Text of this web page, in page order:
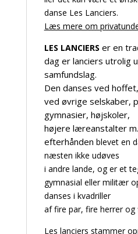
danse Les Lanciers.
Læs mere om
LES LANCIERS er en
dag er lanciers utrolig
samfundslag.
Den danses ved hoffet,
ved øvrige selskaber,
gymnasier, højskoler,
højere læreanstalter
efterhånden blevet en
næsten ikke udøves
i andre lande, og er et
gymnasial eller militær
danses i kvadriller
af fire par, fire herrer og
Les lanciers stammer